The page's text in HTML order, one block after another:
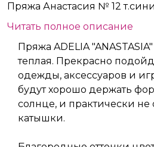
Пряжа Анастасия № 12
Читать полное описание
Пряжа ADELIA
теплая. Прекрасно
одежды, аксессуаров и
будут хорошо держать
солнце, и практически не
катышки.